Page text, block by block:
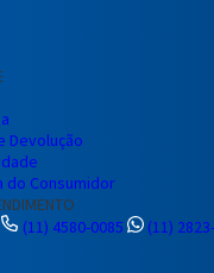
Devolução
do Consumidor
(11) 4580-0085
(11)